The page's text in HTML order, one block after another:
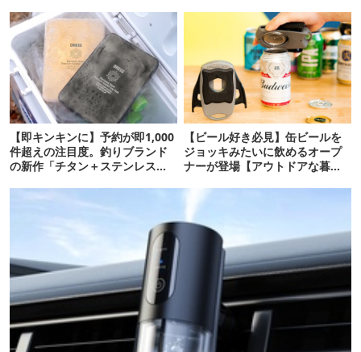
【即キンキンに】予約が即1,000
件超えの注目度。釣りブランド
の新作「チタン＋ステンレスの
【ビール好き必見】缶ビールを
ジョッキみたいに飲めるオープ
ナーが登場【アウトドアな暮ら